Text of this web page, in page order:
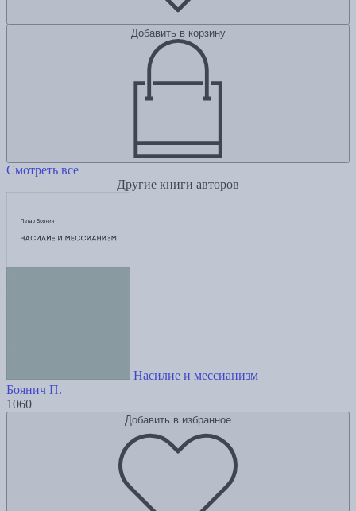
Добавить в корзину
Смотреть все
Другие книги авторов
Насилие и мессианизм
Боянич П.
1060
Добавить в избранное